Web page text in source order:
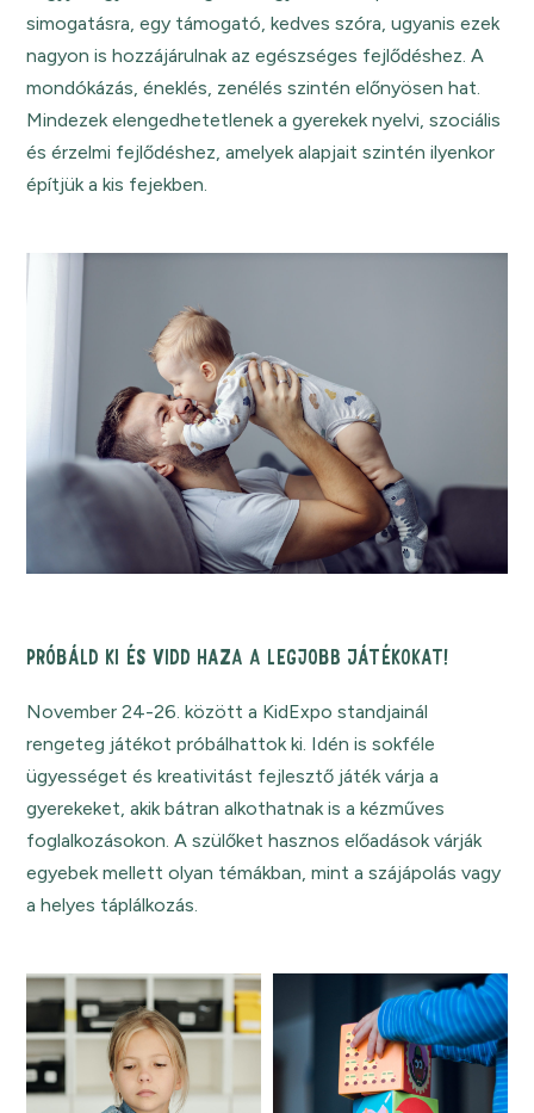
simogatásra, egy támogató, kedves szóra, ugyanis ezek
nagyon is hozzájárulnak az egészséges fejlődéshez. A
mondókázás, éneklés, zenélés szintén előnyösen hat.
Mindezek elengedhetetlenek a gyerekek nyelvi, szociális
és érzelmi fejlődéshez, amelyek alapjait szintén ilyenkor
építjük a kis fejekben.
PRÓBÁLD KI ÉS VIDD HAZA A LEGJOBB JÁTÉKOKAT!
November 24-26. között a KidExpo standjainál
rengeteg játékot próbálhattok ki. Idén is sokféle
ügyességet és kreativitást fejlesztő játék várja a
gyerekeket, akik bátran alkothatnak is a kézműves
foglalkozásokon. A szülőket hasznos előadások várják
egyebek mellett olyan témákban, mint a szájápolás vagy
a helyes táplálkozás.